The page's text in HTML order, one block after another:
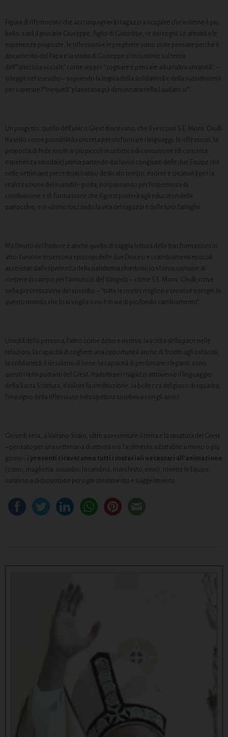
Figura di riferimento che accompagnerà i ragazzi a scoprire che insieme è più
bello, sarà il giovane Giuseppe, figlio di Giacobbe, re dei sogni. Le attività e le
esperienze proposte, le riflessioni e le preghiere sono state pensate perché il
documento del Papa e la storia di Giuseppe si incontrino sul tema
dell’”amicizia sociale” come via per “sognare e pensare ad un’altra umanità”, –
si legge nel sussidio – seguendo la logica della solidarietà e della sussidiarietà
per superare l’”inequità” planetaria già denunciata nella Laudato si’”.
Un progetto, quello dell’unico Grest diocesano, che il vescovo S.E. Mons. Cirulli
ha visto come possibilità concreta per uniformare i linguaggi, le riflessioni, la
proposta di fede rivolti ai più piccoli in un’ottica di comunione (di concreta
esperienza sinodale) prima partendo dai lavori congiunti delle due Equipe che
nelle settimane precedenti hanno dedicato tempo, risorse e creatività per la
realizzazione del sussidio-guida; poi passando per l’esperienza di
condivisione e di formazione che il grest porterà agli educatori delle
parrocchie; e in ultimo toccando la vita dei ragazzi e delle loro famiglie.
Ma l’invito del Pastore è anche quello di saggia lettura delle trasformazioni in
atto: l’unione in persona episcopi delle due Diocesi e i cambiamenti epocali
accelerati dall’esperienza della pandemia chiedono lo sforzo comune di
mettere in campo per l’annuncio del Vangelo – come S.E. Mons. Cirulli scrive
nella presentazione del sussidio – “tutte le nostre migliori e creative energie in
questo mondo che lo si voglia o no è in via di profondo cambiamento”.
Unicità della persona; l’altro come dono e risorsa; la scelta della pace nelle
relazioni; la capacità di cogliere una opportunità anche di fronte agli ostacoli;
la solidarietà; il desiderio di bene; la capacità di perdonare; i legami: sono
questi i temi portanti del Grest, tradotti per i ragazzi attraverso il linguaggio
della Sacra Scrittura, il valore la meditazione, la bellezza del gioco di squadra;
l’impegno della riflessione introspettiva condivisa con gli amici.
Giovedì sera, a Vairano Scalo, oltre a presentare il tema e la struttura del Grest
– pensato per una settimana di attività ma facilmente adattabile a meno o più
giorni – i presenti riceveranno tutti i materiali necessari all’animazione
(zaino, maglietta, sussidio, locandina, manifesto, inno), mentre le Equipe
saranno a disposizione per ogni chiarimento e suggerimento.